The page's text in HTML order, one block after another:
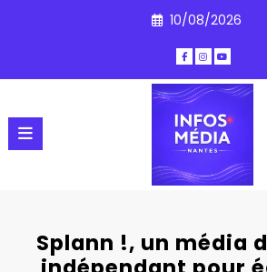
10/08/2026
Splann !, un média